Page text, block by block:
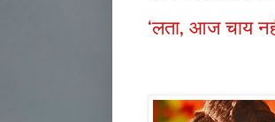
‘लता, आज चाय